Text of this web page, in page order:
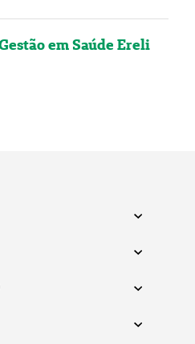
em Saúde Ereli